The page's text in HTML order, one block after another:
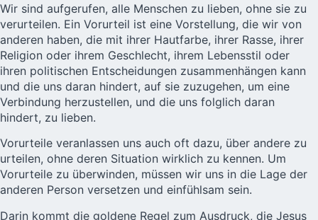
Wir sind aufgerufen, alle Menschen zu lieben, ohne sie zu
verurteilen. Ein Vorurteil ist eine Vorstellung, die wir von
anderen haben, die mit ihrer Hautfarbe, ihrer Rasse, ihrer
Religion oder ihrem Geschlecht, ihrem Lebensstil oder
ihren politischen Entscheidungen zusammenhängen kann
und die uns daran hindert, auf sie zuzugehen, um eine
Verbindung herzustellen, und die uns folglich daran
hindert, zu lieben.
Vorurteile veranlassen uns auch oft dazu, über andere zu
urteilen, ohne deren Situation wirklich zu kennen. Um
Vorurteile zu überwinden, müssen wir uns in die Lage der
anderen Person versetzen und einfühlsam sein.
Darin kommt die goldene Regel zum Ausdruck, die Jesus